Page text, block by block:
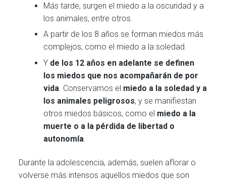
Más tarde, surgen el miedo a la oscuridad y a
los animales, entre otros.
A partir de los 8 años se forman miedos más
complejos, como el miedo a la soledad.
Y de los 12 años en adelante se definen
los miedos que nos acompañarán de por
vida . Conservamos el miedo a la soledad y a
los animales peligrosos, y se manifiestan
otros miedos básicos, como el miedo a la
muerte o a la pérdida de libertad o
autonomía
Durante la adolescencia, además, suelen aflorar o
volverse más intensos aquellos miedos que son